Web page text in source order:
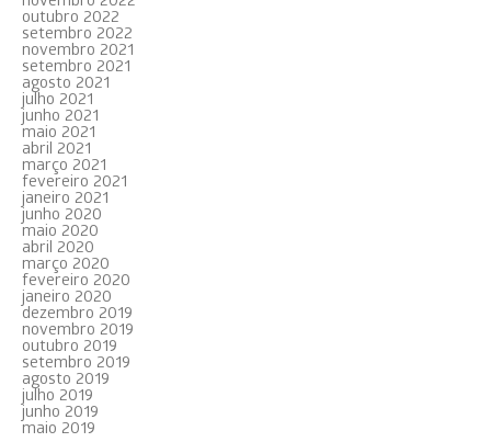
outubro 2022
setembro 2022
novembro 2021
setembro 2021
agosto 2021
julho 2021
junho 2021
maio 2021
abril 2021
março 2021
fevereiro 2021
janeiro 2021
junho 2020
maio 2020
abril 2020
março 2020
fevereiro 2020
janeiro 2020
dezembro 2019
novembro 2019
outubro 2019
setembro 2019
agosto 2019
julho 2019
junho 2019
maio 2019